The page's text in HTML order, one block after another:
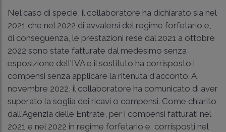
Nel caso di specie, il collaboratore ha dichiarato sia nel
2021 che nel 2022 di avvalersi del regime forfetario e,
di conseguenza, le prestazioni rese dal 2021 a ottobre
2022 sono state fatturate dal medesimo senza
esposizione dell'IVA e il sostituto ha corrisposto i
compensi senza applicare la ritenuta d'acconto. A
novembre 2022, il collaboratore ha comunicato di aver
superato la soglia dei ricavi o compensi. Come chiarito
dall'Agenzia delle Entrate, per i compensi fatturati nel
2021 e nel 2022 in regime forfetario e corrisposti nel